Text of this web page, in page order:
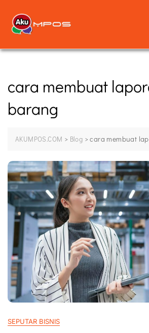
cara membuat
barang
AKUMPOS.COM > Blog >cara membuat
SEPUTAR BISNIS